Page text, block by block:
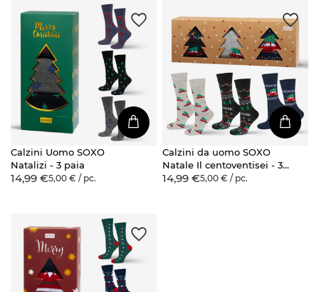
Calzini Uomo SOXO
Natalizi - 3 paia
14,99 €5,00 € / pc.
Calzini da uomo SOXO
Natale Il centoventisei - 3
paia
14,99 €5,00 € / pc.